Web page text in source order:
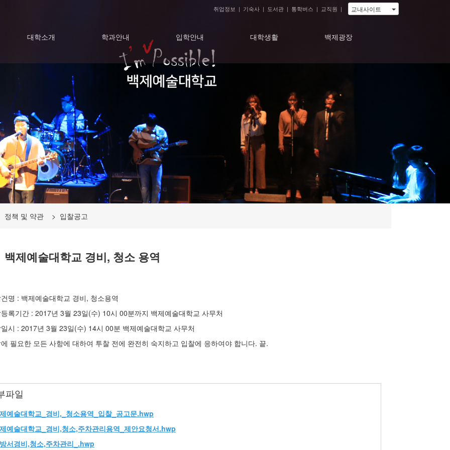
취업정보 | 기숙사 | 도서관 | 통학버스 | 교직원 | 교내사이트
대학소개 학과안내 입학안내 대학생활 백제광장
책 및 약관 > 입찰공고
백제예술대학교 경비, 청소 용역
명 : 백제예술대학교 경비, 청소용역
록기간 : 2017년 3월 23일(수) 10시 00분까지 백제예술대학교 사무처
시 : 2017년 3월 23일(수) 14시 00분 백제예술대학교 사무처
필요한 모든 사항에 대하여 투찰 전에 완전히 숙지하고 입찰에 응하여야 합니다. 끝.
파일
예술대학교_경비,_청소용역_입찰_공고문.hwp
예술대학교_경비,청소,주차관리용역_제안요청서.hwp
서경비,청소,주차관리_.hwp